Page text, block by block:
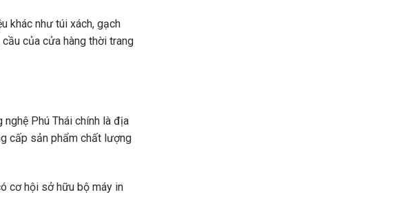
khác như túi xách, gạch
của cửa hàng thời trang
Phú Thái chính là địa
cấp sản phẩm chất lượng
cơ hội sở hữu bộ máy in